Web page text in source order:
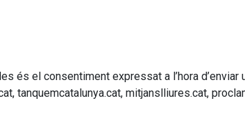
és el consentiment expressat a l’hora
tanquemcatalunya.cat, mitjanslliures.cat,